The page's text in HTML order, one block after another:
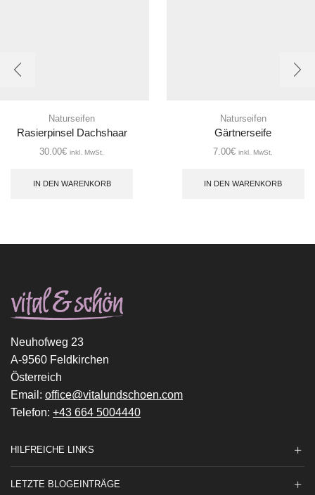
Naturseifen
Rasierpinsel Dachshaar
30.00€ inkl. MwSt.
IN DEN WARENKORB
Naturseifen
Gärtnerseife
7.00€ inkl. MwSt.
IN DEN WARENKORB
Neuhofweg 23
A-9560 Feldkirchen
Österreich
Email: office@vitalundschoen.com
Telefon: +43 664 5004440
HILFREICHE LINKS
LETZTE BLOGEINTRÄGE